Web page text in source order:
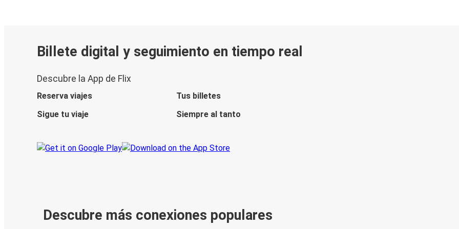
Billete digital y seguimiento en tiempo real
Descubre la App de Flix
Reserva viajes
Tus billetes
Sigue tu viaje
Siempre al tanto
Descubre más conexiones populares